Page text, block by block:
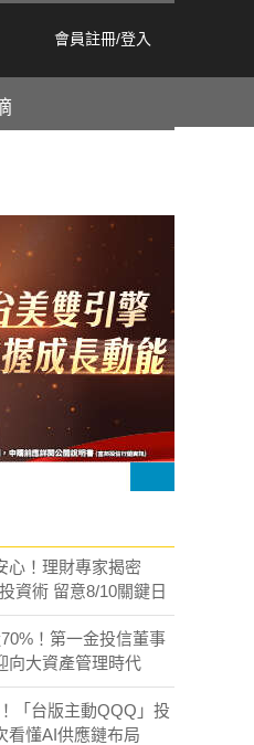
會員註冊/登入
心！理財專家揭密
資術 留意8/10關鍵日
！第一金投信董事
向大資產管理時代
「台版主動QQQ」投
看懂AI供應鏈布局